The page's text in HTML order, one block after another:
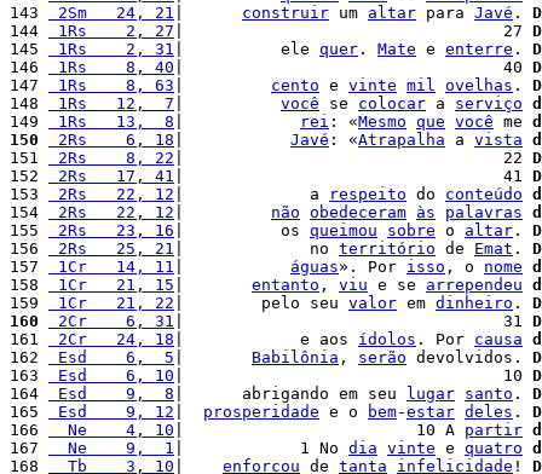
143
2Sm   24, 21 construir um altar para Javé .
144
1Rs    2, 27 |                                 27
145
1Rs    2, 31 |          ele quer . Mate e enterre .
146
1Rs    8, 40 |                                 40
147
1Rs    8, 63 cento e vinte mil ovelhas .
148
1Rs   12,  7 você se colocar a serviço
149
1Rs   13,  8 rei : «Mesmo que você me
150
2Rs    6, 18 Javé : «Atrapalha a vista
151
2Rs    8, 22 |                                 22
152
2Rs   17, 41 |                                 41
153
2Rs   22, 12 |             a respeito do conteúdo
154
2Rs   22, 12 não obedeceram às palavras
155
2Rs   23, 16 |          os queimou sobre o altar .
156
2Rs   25, 21 |             no território de Emat .
157
1Cr   14, 11 águas». Por isso , o nome
158
1Cr   21, 15 entanto , viu e se arrependeu
159
1Cr   21, 22 |        pelo seu valor em dinheiro .
160
2Cr    6, 31 |                                 31
161
2Cr   24, 18 |            e aos ídolos . Por causa
162
Esd    6,  5 Babilônia , serão devolvidos.
163
Esd    6, 10 |                                 10
164
Esd    9,  8 |      abrigando em seu lugar santo .
165
Esd    9, 12 prosperidade e o bem-estar deles .
166
  Ne    4, 10
|                        10 A partir
167
  Ne    9,  1
|            1 No dia vinte e quatro
168
  Tb    3, 10
enforcou de tanta infelicidade !